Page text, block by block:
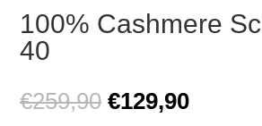
100% Cashmere
40
€259,90 Ursprünglicher
€129,90